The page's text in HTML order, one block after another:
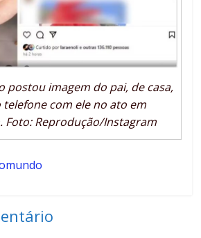
postou imagem do pai, de casa,
telefone com ele no ato em
Foto: Reprodução/Instagram